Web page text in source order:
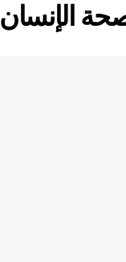
الإنسان